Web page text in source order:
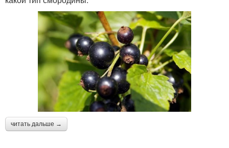
читать дальше →